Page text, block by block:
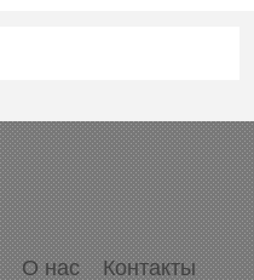
О нас Контакты